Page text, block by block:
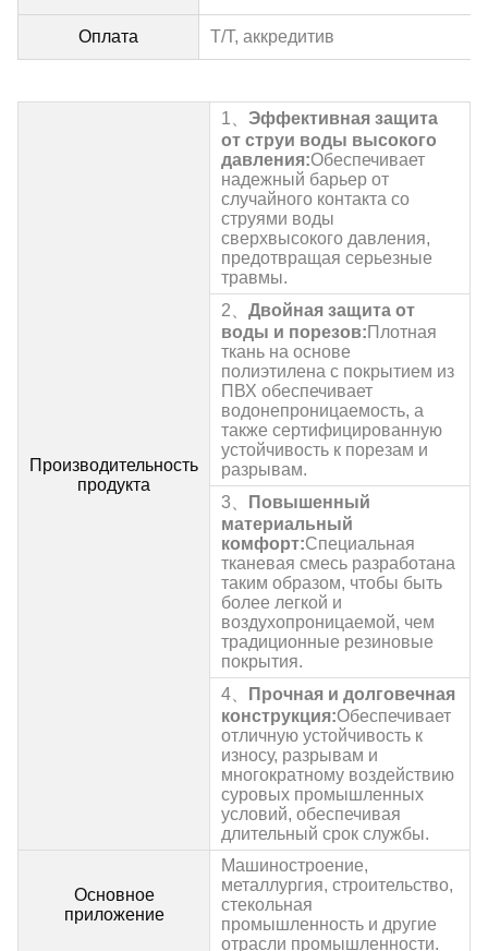
Оплата Т/Т, аккредитив
Производительность
продукта
1、 Эффективная защита
от струи воды высокого
давления:Обеспечивает
надежный барьер от
случайного контакта со
струями воды
сверхвысокого давления,
предотвращая серьезные
травмы.
2、 Двойная защита от
воды и порезов:Плотная
ткань на основе
полиэтилена с покрытием из
ПВХ обеспечивает
водонепроницаемость, а
также сертифицированную
устойчивость к порезам и
разрывам.
3、
Повышенный
материальный
комфорт:Специальная
тканевая смесь разработана
таким образом, чтобы быть
более легкой и
воздухопроницаемой, чем
традиционные резиновые
покрытия.
4、
Прочная и долговечная
конструкция:Обеспечивает
отличную устойчивость к
износу, разрывам и
многократному воздействию
суровых промышленных
условий, обеспечивая
длительный срок службы.
Основное
приложение
Машиностроение,
металлургия, строительство,
стекольная
промышленность и другие
отрасли промышленности.